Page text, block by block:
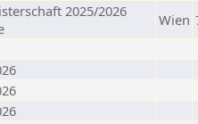
2025/2026
Wien